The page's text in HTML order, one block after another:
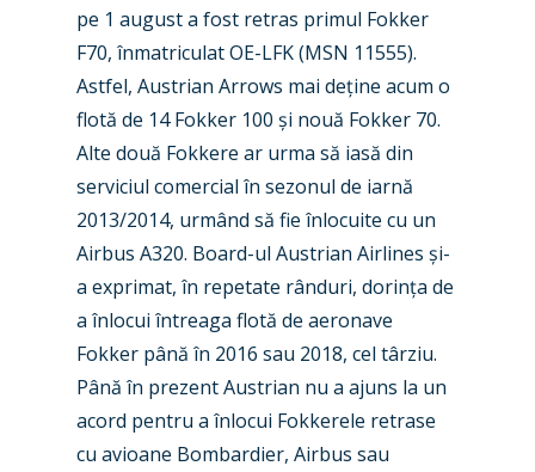
pe 1 august a fost retras primul Fokker
F70, înmatriculat OE-LFK (MSN 11555).
Astfel, Austrian Arrows mai deține acum o
flotă de 14 Fokker 100 și nouă Fokker 70.
Alte două Fokkere ar urma să iasă din
serviciul comercial în sezonul de iarnă
2013/2014, urmând să fie înlocuite cu un
Airbus A320. Board-ul Austrian Airlines și-
a exprimat, în repetate rânduri, dorința de
a înlocui întreaga flotă de aeronave
Fokker până în 2016 sau 2018, cel târziu.
Până în prezent Austrian nu a ajuns la un
acord pentru a înlocui Fokkerele retrase
cu avioane Bombardier, Airbus sau
New Routes
Industry
Accidents / Incidents
Airshows
Dubai 2025
Paris 2025
Farnborough 2024
Business Jets
Military
Trip Reports
Marketplace